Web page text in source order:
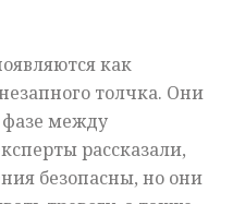
как
толчка. Они
фазе между
рассказали,
безопасны, но они